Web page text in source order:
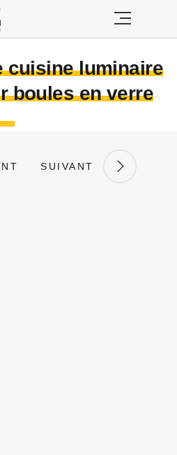
cuisine luminaire
boules en verre
SUIVANT